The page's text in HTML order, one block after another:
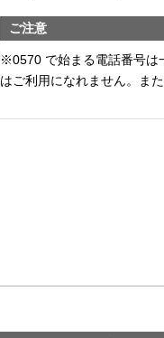
ご注意
※0570 で始まる電話番号は
はご利用になれません。ま